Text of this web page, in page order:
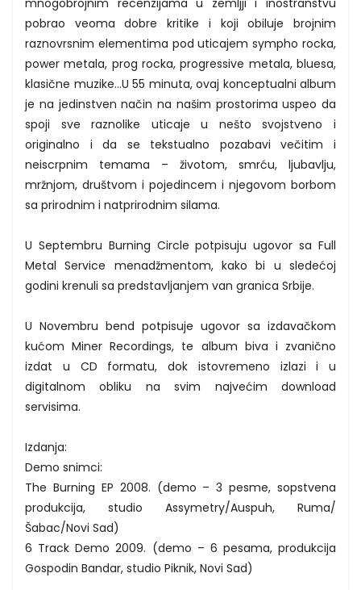
pobrao veoma dobre kritike i koji obiluje brojnim
raznovrsnim elementima pod uticajem sympho rocka,
power metala, prog rocka, progressive metala, bluesa,
klasične muzike…U 55 minuta, ovaj konceptualni album
je na jedinstven način na našim prostorima uspeo da
spoji sve raznolike uticaje u nešto svojstveno i
originalno i da se tekstualno pozabavi večitim i
neiscrpnim temama – životom, smrću, ljubavlju,
mržnjom, društvom i pojedincem i njegovom borbom
sa prirodnim i natprirodnim silama.
U Septembru Burning Circle potpisuju ugovor sa Full
Metal Service menadžmentom, kako bi u sledećoj
godini krenuli sa predstavljanjem van granica Srbije.
U Novembru bend potpisuje ugovor sa izdavačkom
kućom Miner Recordings, te album biva i zvanično
izdat u CD formatu, dok istovremeno izlazi i u
digitalnom obliku na svim najvećim download
servisima.
Izdanja:
Demo snimci:
The Burning EP 2008. (demo – 3 pesme, sopstvena
produkcija, studio Assymetry/Auspuh, Ruma/
Šabac/Novi Sad)
6 Track Demo 2009. (demo – 6 pesama, produkcija
Gospodin Bandar, studio Piknik, Novi Sad)